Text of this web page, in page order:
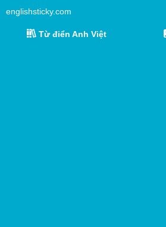
englishsticky.com
Từ điển Anh Việt